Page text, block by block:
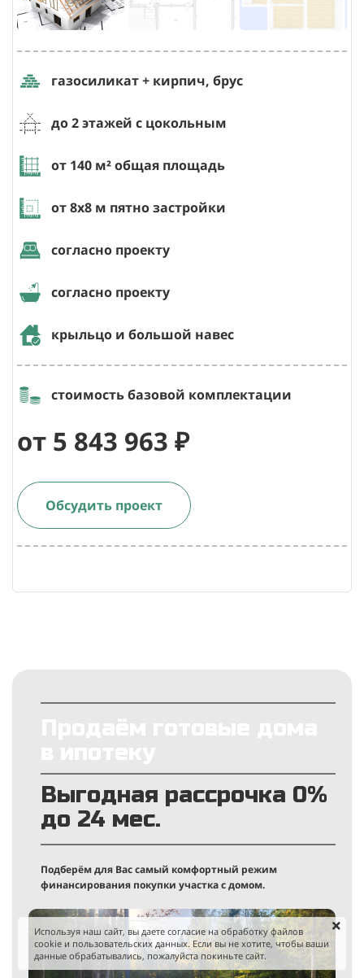
газосиликат + кирпич, брус
до 2 этажей с цокольным
от 140 м² общая площадь
от 8х8 м пятно застройки
согласно проекту
согласно проекту
крыльцо и большой навес
стоимость базовой комплектации
от 5 843 963 ₽
Обсудить проект
Выгодная рассрочка 0%
до 24 мес.
Подберём для Вас самый комфортный режим
финансирования покупки участка с домом.
Используя наш сайт, вы даете согласие на обработку файлов
cookie и пользовательских данных. Если вы не хотите, чтобы ваши
данные обрабатывались, пожалуйста покиньте сайт.